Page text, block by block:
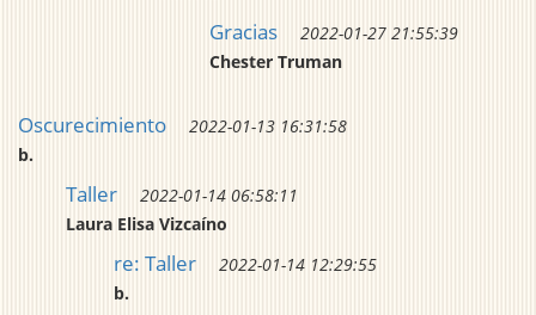
Gracias
2022-01-27 21:55:39
Chester Truman
Oscurecimiento
2022-01-13 16:31:58
b.
Taller
2022-01-14 06:58:11
Laura Elisa Vizcaíno
re: Taller
2022-01-14 12:29:55
b.